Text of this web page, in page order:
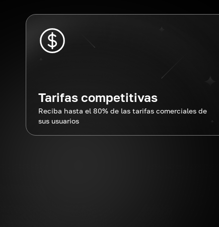
Tarifas competitivas
Reciba hasta el 80% de las tarifas comerciales de
sus usuarios